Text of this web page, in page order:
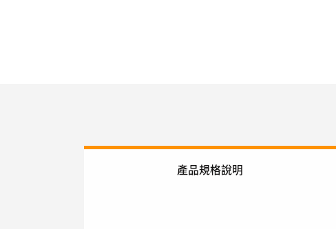
產品規格說明